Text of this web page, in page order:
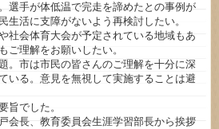
選手が体低温で完走を諦めたとの事例が
生活に支障がないよう再検討したい。
社会体育大会が予定されている地域もあ
ご理解をお願いしたい。
。市は市民の皆さんのご理解を十分に深
いる。意見を無視して実施することは避
旨でした。
会長、教育委員会生涯学習部長から挨拶